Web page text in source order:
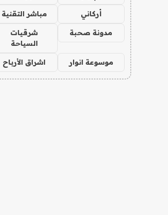
أركاني مباشر التقنية
مدونة صحبة
شرقيات
السياحة
موسوعة انوار اشراق الأرباح